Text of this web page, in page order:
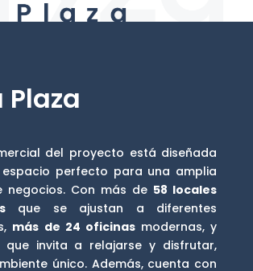
Plaza
del proyecto está diseñada
perfecto para una amplia
negocios. Con más de 58 locales
que se ajustan a diferentes
más de 24 oficinas modernas, y
invita a relajarse y disfrutar,
único. Además, cuenta con